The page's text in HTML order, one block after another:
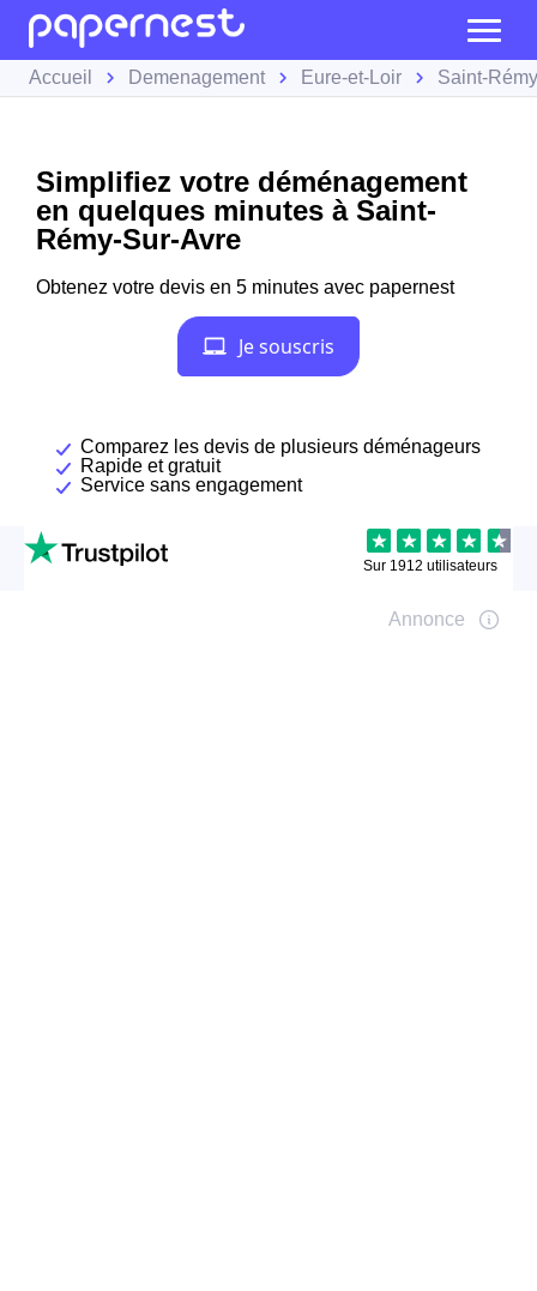
Accueil Demenagement Eure-et-Loir Saint-